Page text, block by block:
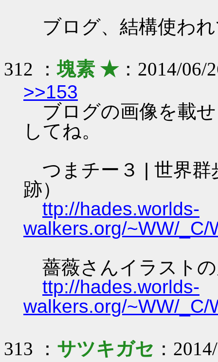
ブログ、結構使わ
312 ：塊素 ★：2014/06/
>>153
ブログの画像を載
してね。
つまチー３ | 世界群
跡）
ttp://hades.worlds-
walkers.org/~WW/_C/
薔薇さんイラスト
ttp://hades.worlds-
walkers.org/~WW/_C/
313 ： サツキガセ ：